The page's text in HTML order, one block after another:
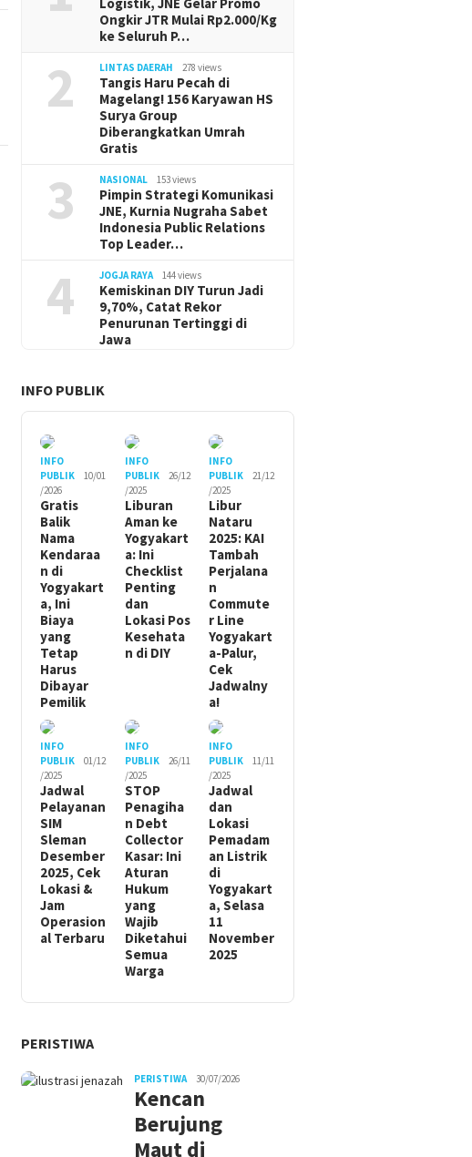
Ongkir JTR Mulai Rp2.000/Kg
ke Seluruh P…
2 LINTAS DAERAH 278 views
Tangis Haru Pecah di
Magelang! 156 Karyawan HS
Surya Group
Diberangkatkan Umrah
Gratis
3 NASIONAL 153 views
Pimpin Strategi Komunikasi
JNE, Kurnia Nugraha Sabet
Indonesia Public Relations
Top Leader…
4 JOGJA RAYA 144 views
Kemiskinan DIY Turun Jadi
9,70%, Catat Rekor
Penurunan Tertinggi di
Jawa
INFO PUBLIK
INFO
PUBLIK
10/01
/2026
Gratis
Balik
Nama
Kendaraa
n di
Yogyakart
a, Ini
Biaya
yang
Tetap
Harus
Dibayar
Pemilik
INFO
PUBLIK
26/12
/2025
Liburan
Aman ke
Yogyakart
a: Ini
Checklist
Penting
dan
Lokasi Pos
Kesehata
n di DIY
INFO
PUBLIK
21/12
/2025
Libur
Nataru
2025: KAI
Tambah
Perjalana
n
Commute
r Line
Yogyakart
a-Palur,
Cek
Jadwalny
a!
INFO
PUBLIK
01/12
/2025
Jadwal
Pelayanan
SIM
Sleman
Desember
2025, Cek
Lokasi &
Jam
Operasion
al Terbaru
INFO
PUBLIK
26/11
/2025
STOP
Penagiha
n Debt
Collector
Kasar: Ini
Aturan
Hukum
yang
Wajib
Diketahui
Semua
Warga
INFO
PUBLIK
11/11
/2025
Jadwal
dan
Lokasi
Pemadam
an Listrik
di
Yogyakart
a, Selasa
11
November
2025
PERISTIWA
PERISTIWA 30/07/2026
Kencan
Berujung
Maut di